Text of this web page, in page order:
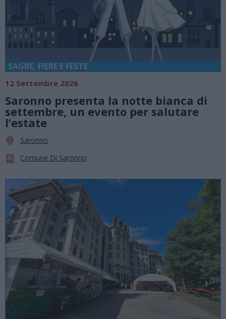
SAGRE, FIERE E FESTE
12 Settembre 2026
Saronno presenta la notte bianca di
settembre, un evento per salutare
l’estate
Saronno
Comune Di Saronno